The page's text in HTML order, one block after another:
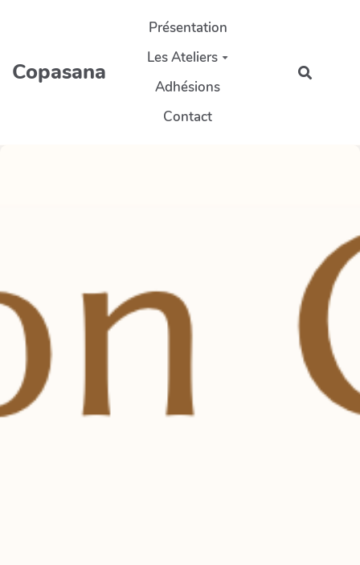
Aller au contenu principal
Copasana
Présentation
Les Ateliers
Adhésions
Contact